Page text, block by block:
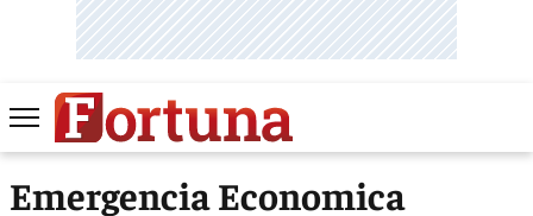
Emergencia Economica